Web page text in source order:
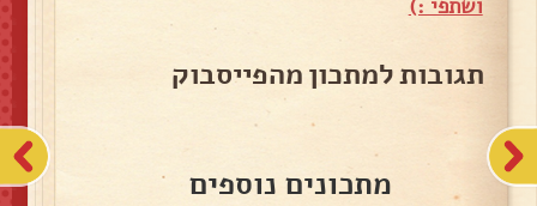
ושתפי :)
תגובות למתכון מהפייסבוק
מתכונים נוספים